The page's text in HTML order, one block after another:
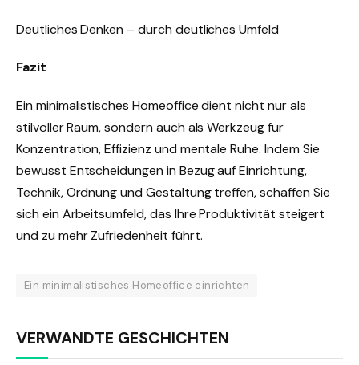
Deutliches Denken – durch deutliches Umfeld
Fazit
Ein minimalistisches Homeoffice dient nicht nur als
stilvoller Raum, sondern auch als Werkzeug für
Konzentration, Effizienz und mentale Ruhe. Indem Sie
bewusst Entscheidungen in Bezug auf Einrichtung,
Technik, Ordnung und Gestaltung treffen, schaffen Sie
sich ein Arbeitsumfeld, das Ihre Produktivität steigert
und zu mehr Zufriedenheit führt.
Ein minimalistisches Homeoffice einrichten
VERWANDTE GESCHICHTEN